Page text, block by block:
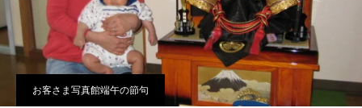
お客さま写真館端午の節句